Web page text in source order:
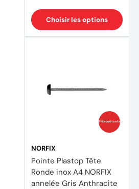
(9
Choisir les options
Prix coûtants
NORFIX
Pointe Plastop Tête
Ronde inox A4 NORFIX
annelée Gris Anthracite